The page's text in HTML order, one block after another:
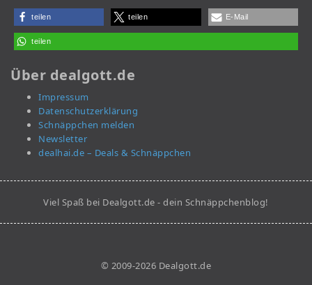
teilen teilen E-Mail
teilen
Über dealgott.de
Impressum
Datenschutzerklärung
Schnäppchen melden
Newsletter
dealhai.de – Deals & Schnäppchen
Viel Spaß bei Dealgott.de - dein Schnäppchenblog!
© 2009-2026 Dealgott.de